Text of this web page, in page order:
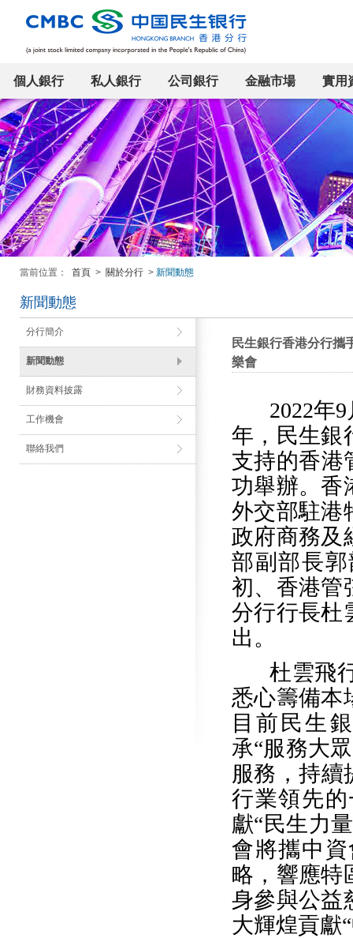
個人銀行 私人銀行 公司銀行 金融市場 實用
當前位置： 首頁 > 關於分行 > 新聞動態
新聞動態
分行簡介
新聞動態
財務資料披露
工作機會
聯絡我們
民生銀行香港分行攜
樂會
2022年9
年，民生銀
支持的香港
功舉辦。香
外交部駐港
政府商務及
部副部長
初、香港管
分行行長杜
出。
杜雲飛
悉心籌備本
目前民生
承“服務大眾
服務，持續
行業領先
獻“民生力
會將攜中
略，響應特
身參與公益
大輝煌貢獻